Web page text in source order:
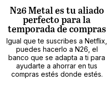
N26 Metal es tu aliado
perfecto para la
temporada de compras
Igual que te suscribes a Netflix,
puedes hacerlo a N26, el
banco que se adapta a ti para
ayudarte a ahorrar en tus
compras estés donde estés.